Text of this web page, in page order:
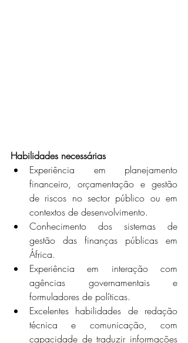
Habilidades necessárias
Experiência em planejamento
financeiro, orçamentação e gestão
de riscos no sector público ou em
contextos de desenvolvimento.
Conhecimento dos sistemas de
gestão das finanças públicas em
África.
Experiência em interação com
agências governamentais e
formuladores de políticas.
Excelentes habilidades de redação
técnica e comunicação, com
capacidade de traduzir informações